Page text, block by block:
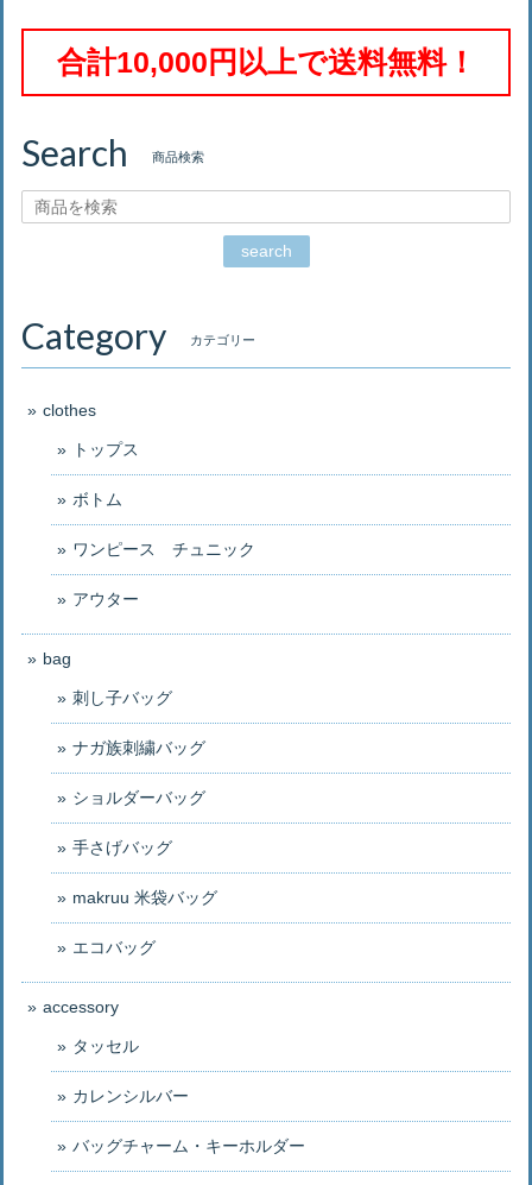
合計10,000円以上で送料無料！
Search 商品検索
search
Category カテゴリー
clothes
トップス
ボトム
ワンピース チュニック
アウター
bag
刺し子バッグ
ナガ族刺繍バッグ
ショルダーバッグ
手さげバッグ
makruu 米袋バッグ
エコバッグ
accessory
タッセル
カレンシルバー
バッグチャーム・キーホルダー